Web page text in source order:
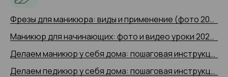
Фрезы для маникюра: виды и применение (фото 2025 и видео-примеры)
Маникюр для начинающих: фото и видео уроки 2025 года
Делаем маникюр у себя дома: пошаговая инструкция 2025 (+ видео)
Делаем педикюр у себя дома: пошаговая инструкция 2025 года с 50+ фото